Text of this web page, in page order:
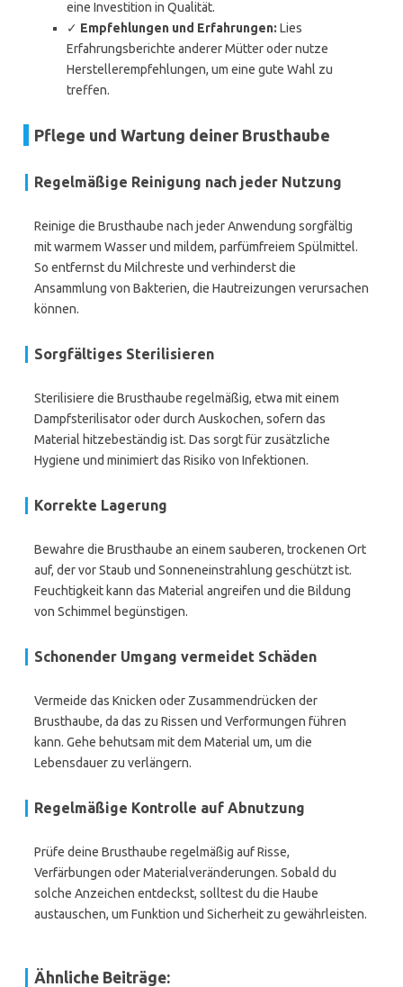
eine Investition in Qualität.
✓ Empfehlungen und Erfahrungen: Lies
Erfahrungsberichte anderer Mütter oder nutze
Herstellerempfehlungen, um eine gute Wahl zu
treffen.
Pflege und Wartung deiner Brusthaube
Regelmäßige Reinigung nach jeder Nutzung
Reinige die Brusthaube nach jeder Anwendung sorgfältig
mit warmem Wasser und mildem, parfümfreiem Spülmittel.
So entfernst du Milchreste und verhinderst die
Ansammlung von Bakterien, die Hautreizungen verursachen
können.
Sorgfältiges Sterilisieren
Sterilisiere die Brusthaube regelmäßig, etwa mit einem
Dampfsterilisator oder durch Auskochen, sofern das
Material hitzebeständig ist. Das sorgt für zusätzliche
Hygiene und minimiert das Risiko von Infektionen.
Korrekte Lagerung
Bewahre die Brusthaube an einem sauberen, trockenen Ort
auf, der vor Staub und Sonneneinstrahlung geschützt ist.
Feuchtigkeit kann das Material angreifen und die Bildung
von Schimmel begünstigen.
Schonender Umgang vermeidet Schäden
Vermeide das Knicken oder Zusammendrücken der
Brusthaube, da das zu Rissen und Verformungen führen
kann. Gehe behutsam mit dem Material um, um die
Lebensdauer zu verlängern.
Regelmäßige Kontrolle auf Abnutzung
Prüfe deine Brusthaube regelmäßig auf Risse,
Verfärbungen oder Materialveränderungen. Sobald du
solche Anzeichen entdeckst, solltest du die Haube
austauschen, um Funktion und Sicherheit zu gewährleisten.
Ähnliche Beiträge: